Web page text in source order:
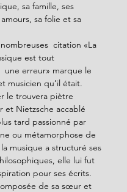
sa famille, ses
sa folie et sa
citation «La
est tout
une erreur» marque le
musicien qu’il était.
le trouvera piètre
et Nietzsche accablé
tard passionné par
ou métamorphose de
la musique a structuré ses
elle lui fut
pour ses écrits.
de sa sœur et